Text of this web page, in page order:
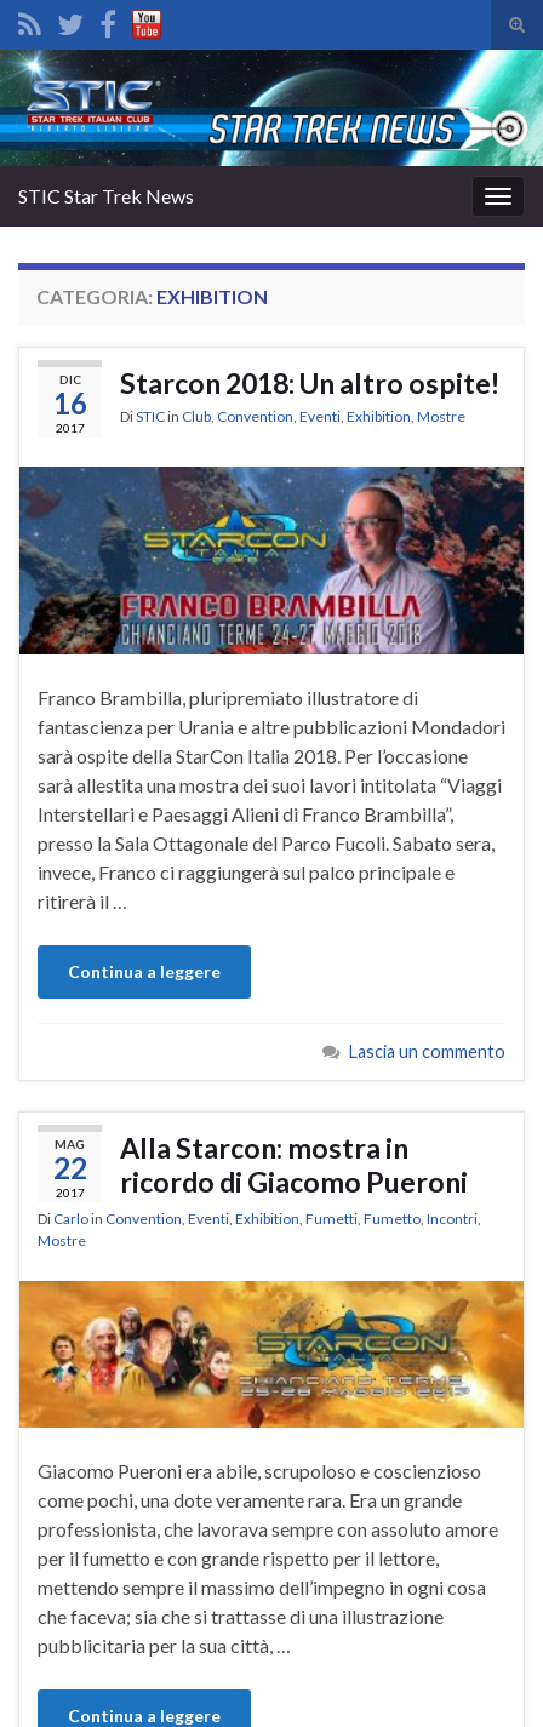
il
di
Search for:
la
STIC Star Trek News
CATEGORIA: EXHIBITION
DIC
16
2017
Starcon 2018: Un altro ospite!
DiSTICin Club Convention Eventi Exhibition Mostre
Franco Brambilla, pluripremiato illustratore di
fantascienza per Urania e altre pubblicazioni Mondadori
sarà ospite della StarCon Italia 2018. Per l’occasione
sarà allestita una mostra dei suoi lavori intitolata “Viaggi
Interstellari e Paesaggi Alieni di Franco Brambilla”,
presso la Sala Ottagonale del Parco Fucoli. Sabato sera,
invece, Franco ci raggiungerà sul palco principale e
ritirerà il …
Continua a leggere
Lascia un commento
MAG
22
2017
Alla Starcon: mostra in
ricordo di Giacomo Pueroni
Di Carloin Convention, Eventi, Exhibition, Fumetti, Fumetto, Incontri,
Mostre
Giacomo Pueroni era abile, scrupoloso e coscienzioso
come pochi, una dote veramente rara. Era un grande
professionista, che lavorava sempre con assoluto amore
per il fumetto e con grande rispetto per il lettore,
mettendo sempre il massimo dell’impegno in ogni cosa
che faceva; sia che si trattasse di una illustrazione
pubblicitaria per la sua città, …
Continua a leggere